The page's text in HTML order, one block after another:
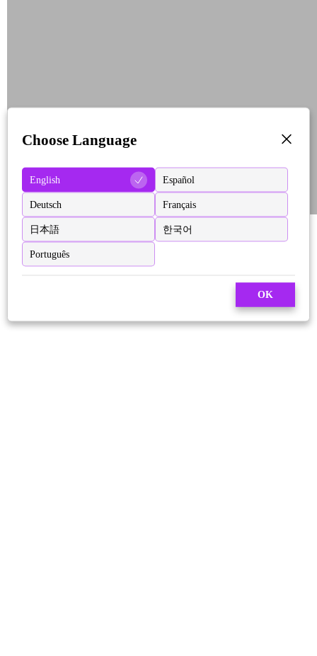
Choose Language
English Español
Deutsch Français
日本語 한국어
Português
OK